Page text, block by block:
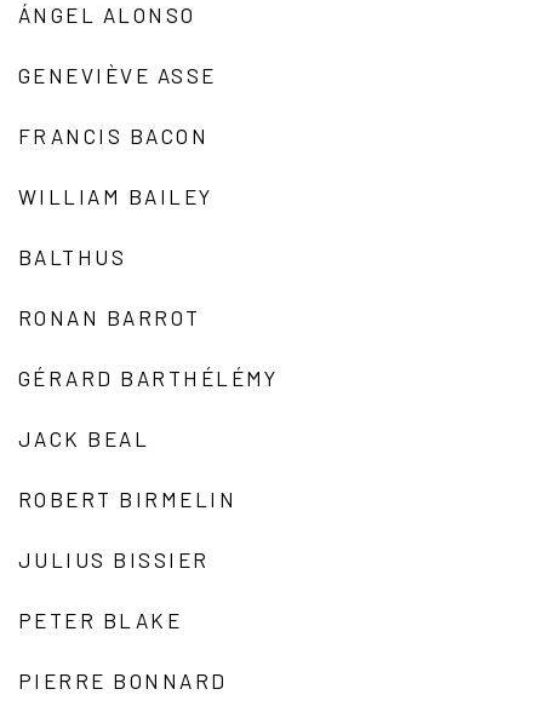
ÁNGEL ALONSO
GENEVIÈVE ASSE
FRANCIS BACON
WILLIAM BAILEY
BALTHUS
RONAN BARROT
GÉRARD BARTHÉLÉMY
JACK BEAL
ROBERT BIRMELIN
JULIUS BISSIER
PETER BLAKE
PIERRE BONNARD